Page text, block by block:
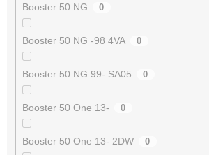
Booster 50 NG 0
Booster 50 NG -98 4VA 0
Booster 50 NG 99- SA05 0
Booster 50 One 13- 0
Booster 50 One 13- 2DW 0